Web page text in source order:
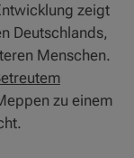
zeigt
Deutschlands,
Menschen.
zu einem